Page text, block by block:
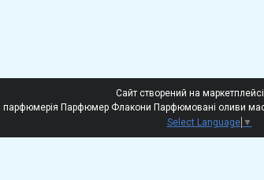
Сайт створений на маркетплейсі
Select Language ▼